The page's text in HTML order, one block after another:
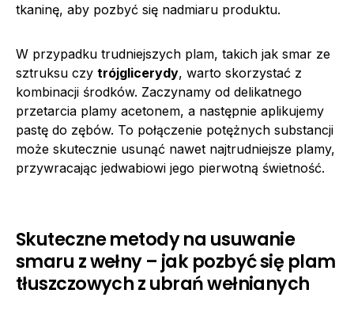
tkaninę, aby pozbyć się nadmiaru produktu.
W przypadku trudniejszych plam, takich jak smar ze
sztruksu czy trójglicerydy, warto skorzystać z
kombinacji środków. Zaczynamy od delikatnego
przetarcia plamy acetonem, a następnie aplikujemy
pastę do zębów. To połączenie potężnych substancji
może skutecznie usunąć nawet najtrudniejsze plamy,
przywracając jedwabiowi jego pierwotną świetność.
Skuteczne metody na usuwanie
smaru z wełny – jak pozbyć się plam
tłuszczowych z ubrań wełnianych